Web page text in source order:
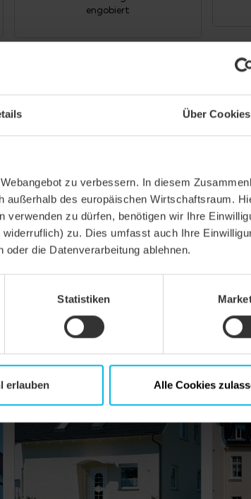
Über Cookies
zu verbessern. In diesem
des europäischen Wirtschaftsraum.
zu dürfen, benötigen wir Ihre
zu. Dies umfasst auch Ihre
die Datenverarbeitung ablehnen.
Statistiken
erlauben Alle Cookies
engobiert
EINFAMILIENHAUS SONSTIGES
engobiert